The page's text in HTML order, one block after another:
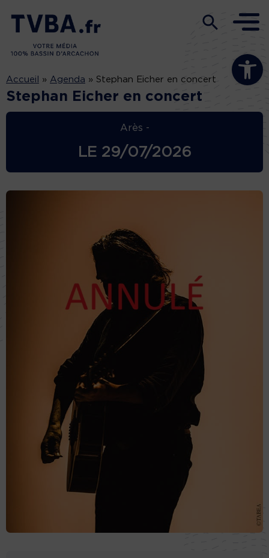
Ouvrir la
Accueil » Agenda » Stephan Eicher en concert
Stephan Eicher en concert
Arès -
LE 29/07/2026